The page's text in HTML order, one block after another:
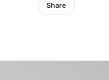
Share